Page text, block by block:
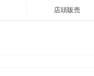
店頭販売